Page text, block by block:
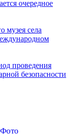
очередное
музея села
проведения
безопасности
Фото